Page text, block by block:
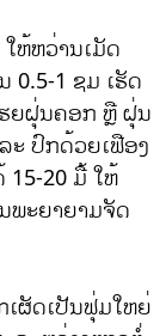
ຫ້ຫວ່ານເມັດ
0.5-1 ຊມ ເຮັດ
ຍຝຸ່ນຄອກ ຫຼື ຝຸ່ນ
ະ ປົກດ້ວຍເຟືອງ
15-20 ມື້ ໃຫ້
ພະຍາຍາມຈັດ
ຜັດເປັນຟຸ່ມໃຫຍ່